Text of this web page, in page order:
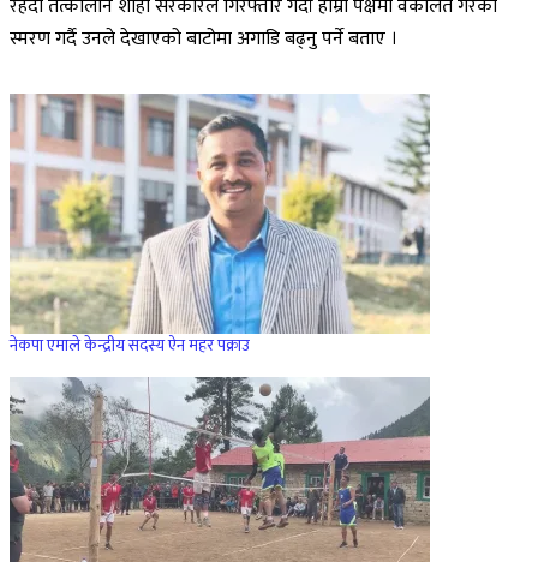
स्मरण गर्दै उनले देखाएको बाटोमा अगाडि बढ्नु पर्ने बताए ।
नेकपा एमाले केन्द्रीय सदस्य ऐन महर पक्राउ